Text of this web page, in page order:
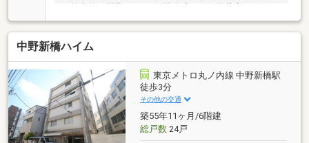
2600mm・リビングを見渡せる対面式キッチン・WIC
等、全居室に収納を設置・2室に面する南向きバルコ
ニー・ペット飼育可(規約あり)▼設備・オートロッ
ク・宅配ボックス▼周辺環境・まいばすけっと中野新
橋駅前店 徒歩1分(約50m)・ローソン中野新橋店 徒歩1
分(約70m)※サービスバルコニー／2.76平米■ ご希望の
住まい探しをお手伝いします ━━━━━・・・物件の
詳細・ご相談はお気軽にお問い合わせください。
中野新橋ハイム
東京メトロ丸ノ内線 中野新橋駅
徒歩3分
その他の交通
築55年11ヶ月/6階建
総戸数24戸